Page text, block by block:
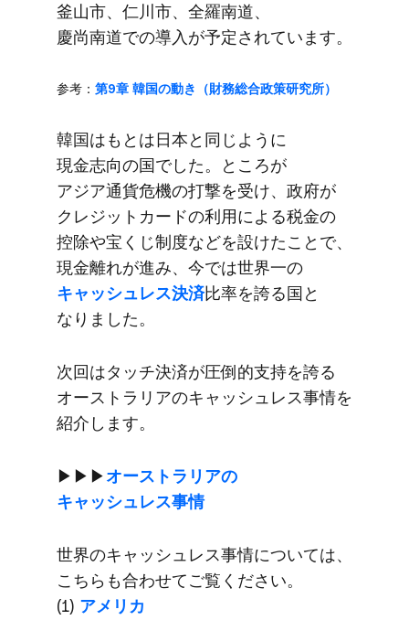
釜山市、​仁川市、​全羅​南道、​
慶尚南道での​導入が​予定されています。
参考： 第9章 韓国の​動き​（財務総合政策研究所）
韓国は​もとは​日本と​同じように​
現金志向の​国でした。​ところが​
アジア通貨危機の​打撃を​受け、​政府が​
クレジットカードの​利用に​よる​税金の​
控除や​宝くじ制度などを​設けた​ことで、​
現金離れが​進み、​今では​世界一の
キャッシュレス決済比率を​誇る​国と​
なりました。
次回は​タッチ決済が​圧倒的支持を​誇る​
オーストラリアの​キャッシュレス事情を​
紹介します。
▶︎▶︎▶︎オーストラリアの​
キャッシュレス事情
世界の​キャッシュレス事情に​ついては、​
こちらも​合わせて​ご覧ください。
(1) アメリカ